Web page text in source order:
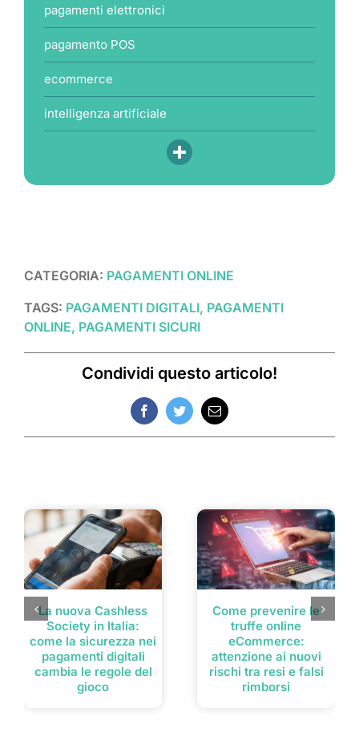
pagamenti elettronici
pagamento POS
ecommerce
intelligenza artificiale
CATEGORIA: PAGAMENTI ONLINE
TAGS: PAGAMENTI DIGITALI, PAGAMENTI
ONLINE, PAGAMENTI SICURI
Condividi questo articolo!
FacebookTwitterEmail
La nuova Cashless
Society in Italia:
come la sicurezza nei
pagamenti digitali
cambia le regole del
gioco
Come prevenire le
truffe online
eCommerce:
attenzione ai nuovi
rischi tra resi e falsi
rimborsi